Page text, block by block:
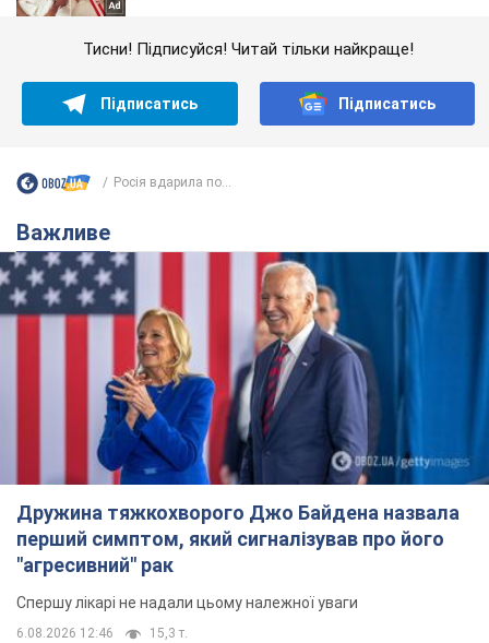
Тисни! Підписуйся! Читай тільки найкраще!
Підписатись Підписатись
Росія вдарила по...
Важливе
Дружина тяжкохворого Джо Байдена назвала
перший симптом, який сигналізував про його
"агресивний" рак
Спершу лікарі не надали цьому належної уваги
6.08.2026 12:46 15,3 т.